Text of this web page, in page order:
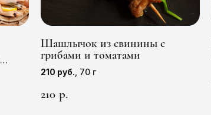
Шашлычок из свинины с
грибами и томатами
210 руб. , 70 г
210 р.